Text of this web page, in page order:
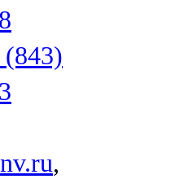
(843)
,